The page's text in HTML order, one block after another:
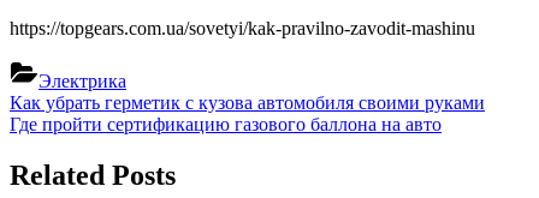
https://topgears.com.ua/sovetyi/kak-pravilno-zavodit-mashinu
Электрика
Навигация
по
записям
Previous
Post:
Как убрать герметик с кузова автомобиля своими руками
Next
Где пройти сертификацию газового баллона на авто
Related Posts